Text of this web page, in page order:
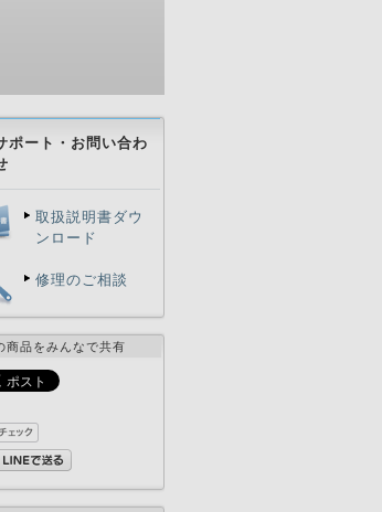
ポート・お問い合わ
取扱説明書ダウ
ンロード
修理のご相談
商品をみんなで共有